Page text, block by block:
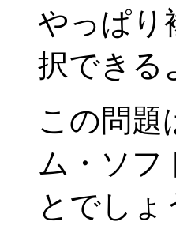
やっぱり
択できる
この問題
ム・ソフ
とでしょ